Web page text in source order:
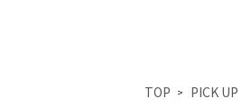
TOP PICK UP